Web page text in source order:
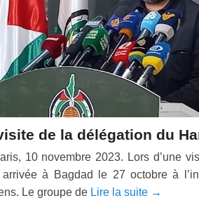
de la délégation du
10 novembre 2023. Lors d’une
arrivée à Bagdad le 27 octobre à
Le groupe de Lire la suite →